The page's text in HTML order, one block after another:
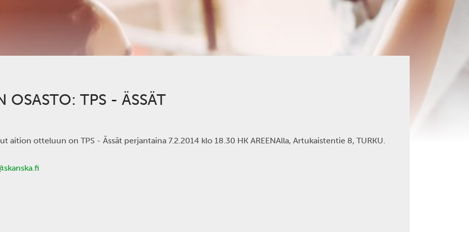
OSASTO: TPS - ÄSSÄT
aition otteluun on TPS - Ässät perjantaina 7.2.2014 klo 18.30 HK AREENAlla, Artukaistentie 8, TURKU.